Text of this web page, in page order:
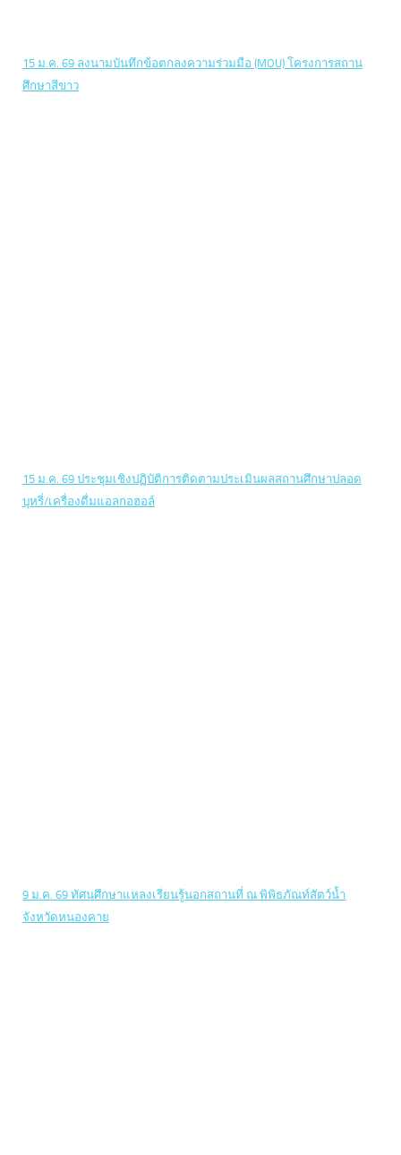
15 ม.ค. 69 ลงนามบันทึกข้อตกลงความร่วมมือ (MOU) โครงการสถาน
ศึกษาสีขาว
15 ม.ค. 69 ประชุมเชิงปฏิบัติการติดตามประเมินผลสถานศึกษาปลอด
บุหรี่/เครื่องดื่มแอลกอฮอล์
9 ม.ค. 69 ทัศนศึกษาแหลงเรียนรู้นอกสถานที่ ณ พิพิธภัณท์สัตว์น้ำ
จังหวัดหนองคาย